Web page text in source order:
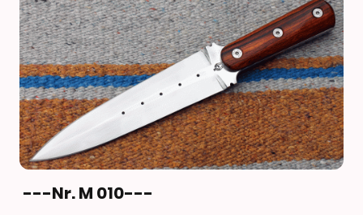
---Nr. M 010---